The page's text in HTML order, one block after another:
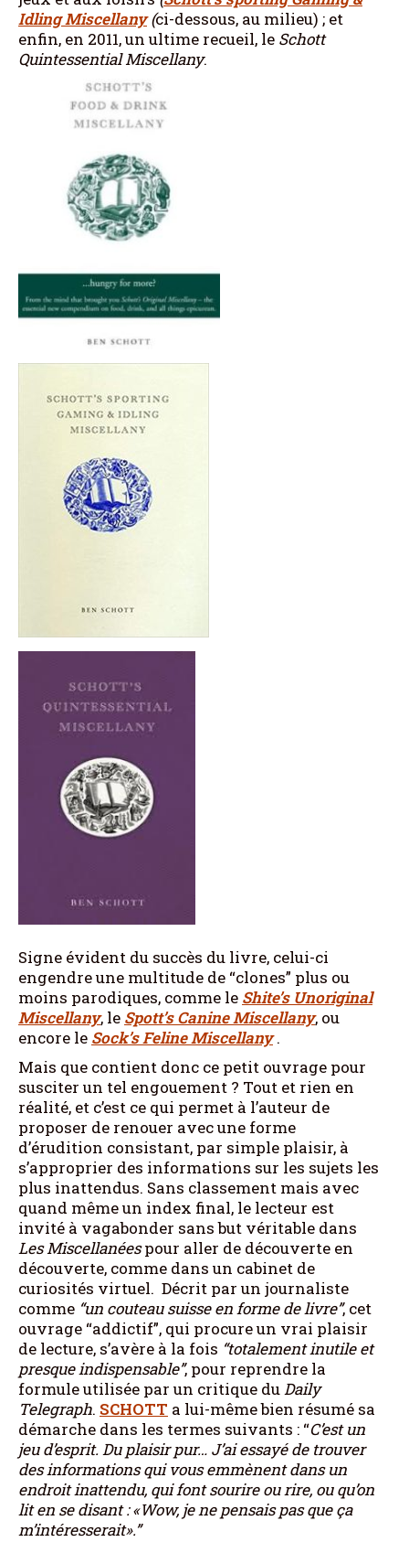
Idling Miscellany (ci-dessous, au milieu) ; et
enfin, en 2011, un ultime recueil, le Schott
Quintessential Miscellany.
Signe évident du succès du livre, celui-ci
engendre une multitude de “clones” plus ou
moins parodiques, comme le Shite’s Unoriginal
Miscellany, le Spott’s Canine Miscellany, ou
encore le Sock’s Feline Miscellany.
Mais que contient donc ce petit ouvrage pour
susciter un tel engouement ? Tout et rien en
réalité, et c’est ce qui permet à l’auteur de
proposer de renouer avec une forme
d’érudition consistant, par simple plaisir, à
s’approprier des informations sur les sujets les
plus inattendus. Sans classement mais avec
quand même un index final, le lecteur est
invité à vagabonder sans but véritable dans
Les Miscellanéespour aller de découverte en
découverte, comme dans un cabinet de
curiosités virtuel. Décrit par un journaliste
comme “un couteau suisse en forme de livre”, cet
ouvrage “addictif”, qui procure un vrai plaisir
de lecture, s’avère à la fois “totalement inutile et
presque indispensable”, pour reprendre la
formule utilisée par un critique duDaily
Telegraph. SCHOTT a lui-même bien résumé sa
démarche dans les termes suivants : “C’est un
jeu d’esprit. Du plaisir pur… J’ai essayé de trouver
des informations qui vous emmènent dans un
endroit inattendu, qui font sourire ou rire, ou qu’on
lit en se disant : «Wow, je ne pensais pas que ça
m’intéresserait».”